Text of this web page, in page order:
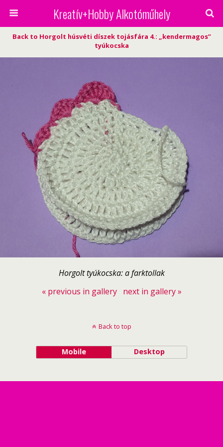
Kreatív+Hobby Alkotóműhely
Back to Horgolt húsvéti díszek tojásfára 4.: „kendermagos”
tyúkocska
Horgolt tyúkocska: a farktollak
« previous in gallery
next in gallery »
Back to top
Mobile Desktop